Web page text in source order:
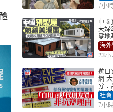
7小
中國
夫婦
零地
月激
海外
23小
遊日
網
分：
法
社會
7小